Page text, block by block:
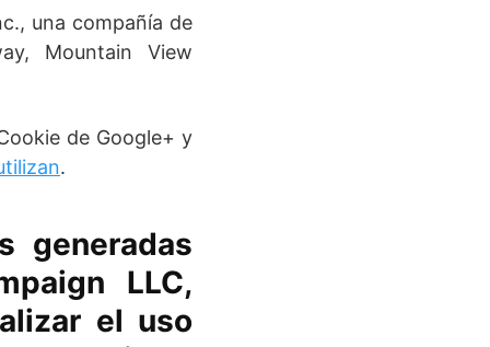
una compañía de
Mountain View
de Google+ y
.
generadas
LLC,
el uso